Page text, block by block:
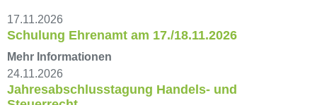
17.11.2026
Schulung Ehrenamt am 17./18.11.2026
Mehr Informationen
24.11.2026
Jahresabschlusstagung Handels- und